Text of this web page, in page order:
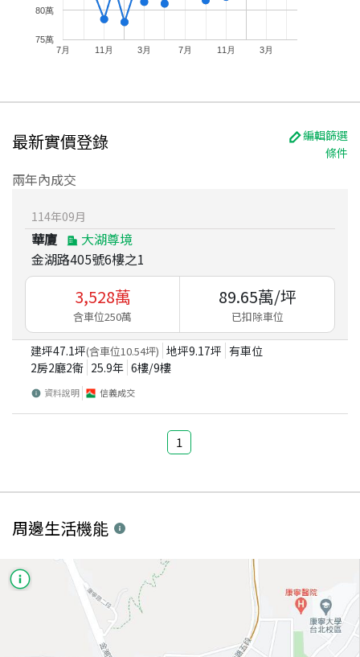
7月 11月 3月 7月 11月 3月
75萬
80萬
最新實價登錄
編輯篩選
條件
兩年內成交
114年09月
華廈
大湖尊境
金湖路405號6樓之1
3,528萬
含車位250萬
89.65萬/坪
已扣除車位
建坪47.1坪(含車位10.54坪) 地坪9.17坪 有車位
2房2廳2衛 25.9年 6樓/9樓
資料說明 信義成交
1
周邊生活機能